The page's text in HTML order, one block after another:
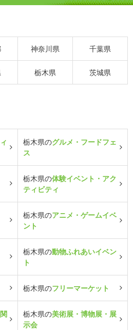
神奈川県 千葉県
栃木県 茨城県
栃木県のグルメ・フードフェ
ス
栃木県の体験イベント・アク
ティビティ
栃木県のアニメ・ゲームイベ
ント
栃木県の動物ふれあいイベン
ト
栃木県のフリーマーケット
栃木県の美術展・博物展・展
示会